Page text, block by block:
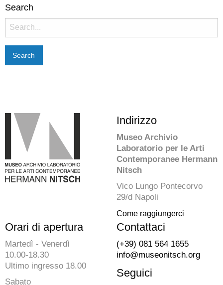
Search
Search
for:
Indirizzo
Museo Archivio
Laboratorio per le Arti
Contemporanee Hermann
Nitsch
Vico Lungo Pontecorvo
29/d Napoli
Come raggiungerci
Orari di apertura
Martedì - Venerdì
10.00-18.30
Ultimo ingresso 18.00
Sabato
Contattaci
(+39) 081 564 1655
info@museonitsch.org
Seguici